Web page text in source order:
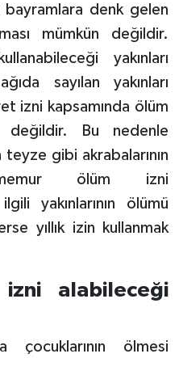
denk gelen
mümkün değildir.
yakınları
sayılan yakınları
izni kapsamında ölüm
değildir. Bu nedenle
gibi akrabalarının
ölüm izni
yakınlarının ölümü
yıllık izin kullanmak
alabileceği
çocuklarının ölmesi